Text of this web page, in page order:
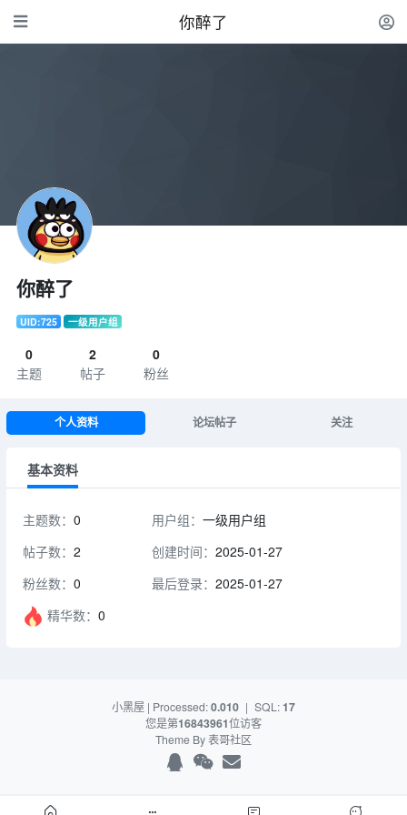
你醉了
你醉了
UID:725 一级用户组
0
主题
2
帖子
0
粉丝
个人资料 论坛帖子 关注
基本资料
主题数： 0
帖子数： 2
粉丝数： 0
精华数： 0
用户组：一级用户组
创建时间：2025-01-27
最后登录：2025-01-27
小黑屋 | Processed:0.010 | SQL:17
您是第16843961位访客
Theme By表哥社区